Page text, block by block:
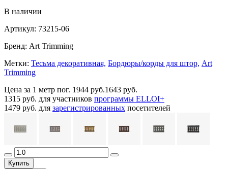
В наличии
Артикул: 73215-06
Бренд: Art Trimming
Метки: Тесьма декоративная, Бордюры/корды для штор, Art
Trimming
Цена за 1 метр пог. 1944 руб.1643 руб.
1315 руб. для участников программы ELLOI+
1479 руб. для зарегистрированных посетителей
Купить